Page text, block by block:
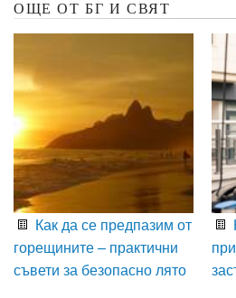
ОЩЕ ОТ БГ И СВЯТ
Как да се предпазим от
горещините – практични
съвети за безопасно лято